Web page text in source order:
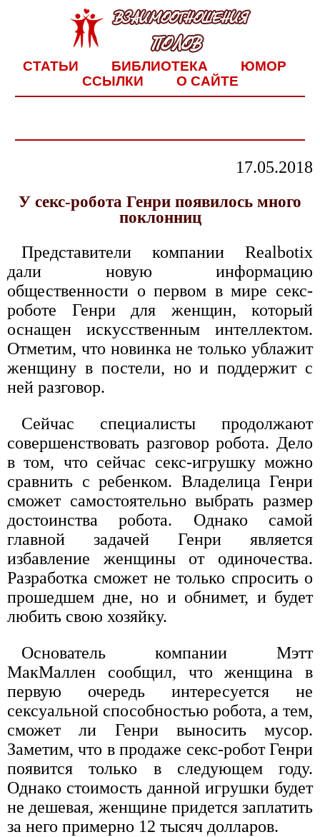
СТАТЬИ БИБЛИОТЕКА
ЮМОР
ССЫЛКИ
О САЙТЕ
17.05.2018
У секс-робота Генри появилось много
поклонниц
Представители компании Realbotix
дали новую информацию
общественности о первом в мире секс-
роботе Генри для женщин, который
оснащен искусственным интеллектом.
Отметим, что новинка не только ублажит
женщину в постели, но и поддержит с
ней разговор.
Сейчас специалисты продолжают
совершенствовать разговор робота. Дело
в том, что сейчас секс-игрушку можно
сравнить с ребенком. Владелица Генри
сможет самостоятельно выбрать размер
достоинства робота. Однако самой
главной задачей Генри является
избавление женщины от одиночества.
Разработка сможет не только спросить о
прошедшем дне, но и обнимет, и будет
любить свою хозяйку.
Основатель компании Мэтт
МакМаллен сообщил, что женщина в
первую очередь интересуется не
сексуальной способностью робота, а тем,
сможет ли Генри выносить мусор.
Заметим, что в продаже секс-робот Генри
появится только в следующем году.
Однако стоимость данной игрушки будет
не дешевая, женщине придется заплатить
за него примерно 12 тысяч долларов.